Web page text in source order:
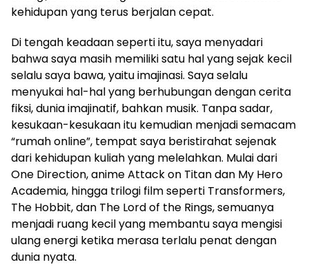
kehidupan yang terus berjalan cepat.
Di tengah keadaan seperti itu, saya menyadari
bahwa saya masih memiliki satu hal yang sejak kecil
selalu saya bawa, yaitu imajinasi. Saya selalu
menyukai hal-hal yang berhubungan dengan cerita
fiksi, dunia imajinatif, bahkan musik. Tanpa sadar,
kesukaan-kesukaan itu kemudian menjadi semacam
“rumah online”, tempat saya beristirahat sejenak
dari kehidupan kuliah yang melelahkan. Mulai dari
One Direction, anime Attack on Titan dan My Hero
Academia, hingga trilogi film seperti Transformers,
The Hobbit, dan The Lord of the Rings, semuanya
menjadi ruang kecil yang membantu saya mengisi
ulang energi ketika merasa terlalu penat dengan
dunia nyata.